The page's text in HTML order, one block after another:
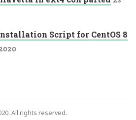
Script for CentOS 8
All rights reserved.